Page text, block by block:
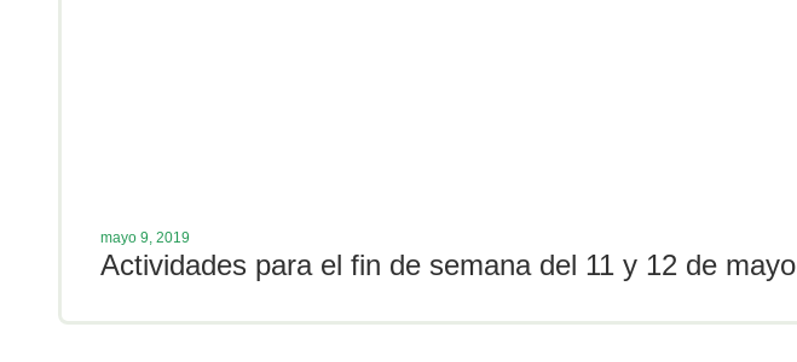
mayo 9, 2019
Actividades para el fin de semana del 11 y 12 de mayo